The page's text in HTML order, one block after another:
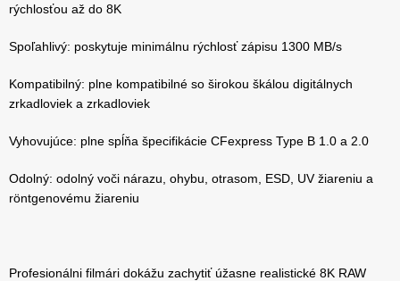
rýchlosťou až do 8K
Spoľahlivý: poskytuje minimálnu rýchlosť zápisu 1300 MB/s
Kompatibilný: plne kompatibilné so širokou škálou digitálnych
zrkadloviek a zrkadloviek
Vyhovujúce: plne spĺňa špecifikácie CFexpress Type B 1.0 a 2.0
Odolný: odolný voči nárazu, ohybu, otrasom, ESD, UV žiareniu a
röntgenovému žiareniu
Profesionálni filmári dokážu zachytiť úžasne realistické 8K RAW